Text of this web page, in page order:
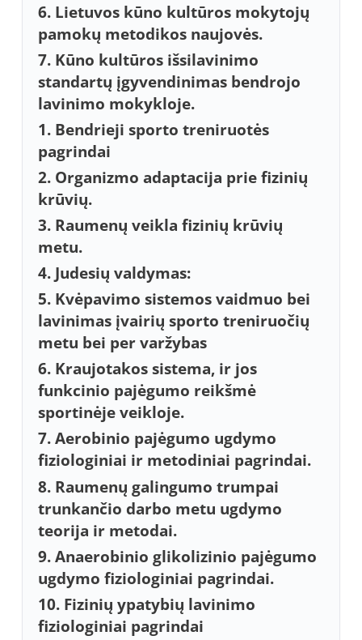
6. Lietuvos kūno kultūros mokytojų
pamokų metodikos naujovės.
7. Kūno kultūros išsilavinimo
standartų įgyvendinimas bendrojo
lavinimo mokykloje.
1. Bendrieji sporto treniruotės
pagrindai
2. Organizmo adaptacija prie fizinių
krūvių.
3. Raumenų veikla fizinių krūvių
metu.
4. Judesių valdymas:
5. Kvėpavimo sistemos vaidmuo bei
lavinimas įvairių sporto treniruočių
metu bei per varžybas
6. Kraujotakos sistema, ir jos
funkcinio pajėgumo reikšmė
sportinėje veikloje.
7. Aerobinio pajėgumo ugdymo
fiziologiniai ir metodiniai pagrindai.
8. Raumenų galingumo trumpai
trunkančio darbo metu ugdymo
teorija ir metodai.
9. Anaerobinio glikolizinio pajėgumo
ugdymo fiziologiniai pagrindai.
10. Fizinių ypatybių lavinimo
fiziologiniai pagrindai